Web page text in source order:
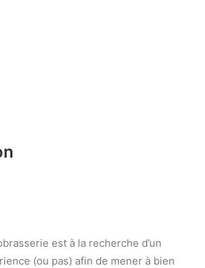
est à la recherche d’un
(ou pas) afin de mener à bien